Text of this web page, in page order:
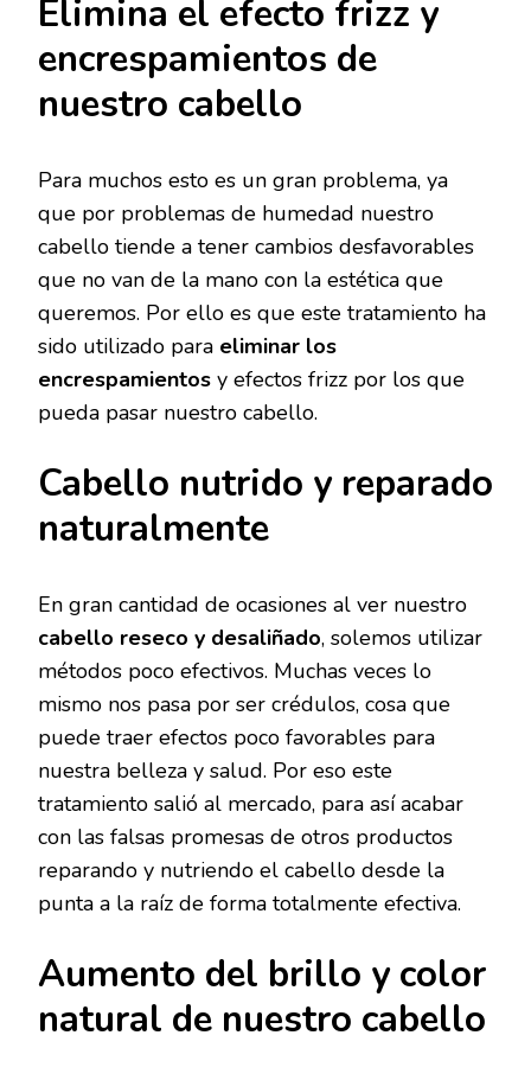
Elimina el efecto frizz y
encrespamientos de
nuestro cabello
Para muchos esto es un gran problema, ya
que por problemas de humedad nuestro
cabello tiende a tener cambios desfavorables
que no van de la mano con la estética que
queremos. Por ello es que este tratamiento ha
sido utilizado para eliminar los
encrespamientos y efectos frizz por los que
pueda pasar nuestro cabello.
Cabello nutrido y reparado
naturalmente
En gran cantidad de ocasiones al ver nuestro
cabello reseco y desaliñado, solemos utilizar
métodos poco efectivos. Muchas veces lo
mismo nos pasa por ser crédulos, cosa que
puede traer efectos poco favorables para
nuestra belleza y salud. Por eso este
tratamiento salió al mercado, para así acabar
con las falsas promesas de otros productos
reparando y nutriendo el cabello desde la
punta a la raíz de forma totalmente efectiva.
Aumento del brillo y color
natural de nuestro cabello